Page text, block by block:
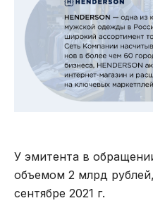
У эмитента в
объемом 2 млрд
сентябре 2021 г.